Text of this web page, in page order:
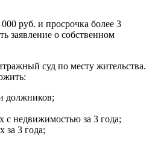
руб. и просрочка более 3
заявление о собственном
суд по месту жительства.
должников;
с недвижимостью за 3 года;
за 3 года;